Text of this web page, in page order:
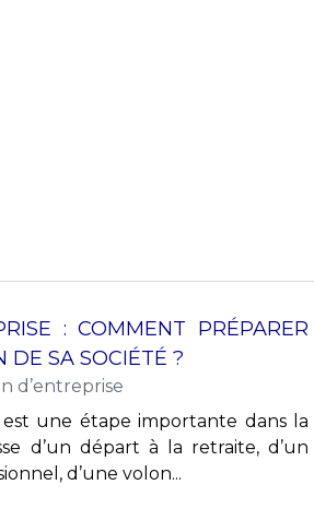
: COMMENT PRÉPARER
DE SA SOCIÉTÉ ?
d’entreprise
est une étape importante dans la
d’un départ à la retraite, d’un
d’une volon...